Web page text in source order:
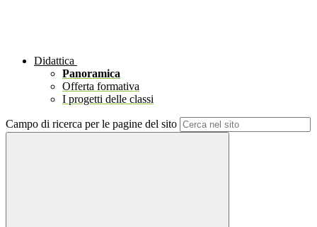
Didattica
Panoramica
Offerta formativa
I progetti delle classi
Campo di ricerca per le pagine del sito